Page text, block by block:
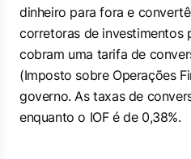
dinheiro para fora e
corretoras de investimentos
cobram uma tarifa de
(Imposto sobre Operações
governo. As taxas de
enquanto o IOF é de 0,38%.